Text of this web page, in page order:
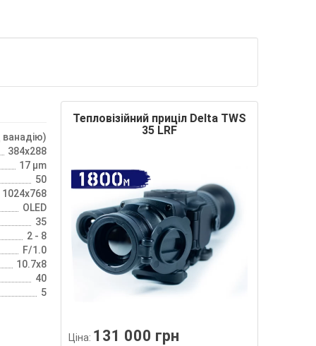
ванадію)
384x288
17 µm
50
1024х768
OLED
35
2 - 8
F/1.0
10.7x8
40
5
Тепловізійний приціл Delta TWS
35 LRF
Ціна: 131 000 грн